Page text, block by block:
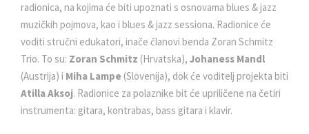
radionica, na kojima će biti upoznati s osnovama blues & jazz
muzičkih pojmova, kao i blues & jazz sessiona. Radionice će
voditi stručni edukatori, inače članovi benda Zoran Schmitz
Trio. To su: Zoran Schmitz (Hrvatska), Johaness Mandl
(Austrija) i Miha Lampe (Slovenija), dok će voditelj projekta biti
Atilla Aksoj. Radionice za polaznike bit će upriličene na četiri
instrumenta: gitara, kontrabas, bass gitara i klavir.